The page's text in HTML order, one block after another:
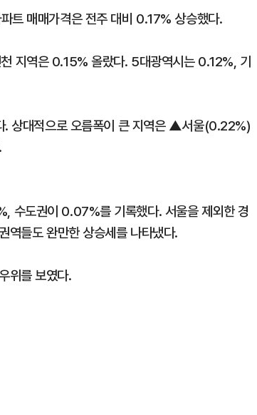
매매가격은 전주 대비 0.17% 상승했다.
지역은 0.15% 올랐다. 5대광역시는 0.12%, 기
. 상대적으로 오름폭이 큰 지역은 ▲서울(0.22%)
수도권이 0.07%를 기록했다. 서울을 제외한 경
들도 완만한 상승세를 나타냈다.
위를 보였다.